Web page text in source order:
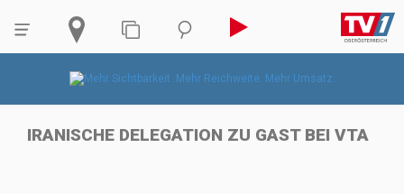
IRANISCHE DELEGATION ZU GAST BEI VTA